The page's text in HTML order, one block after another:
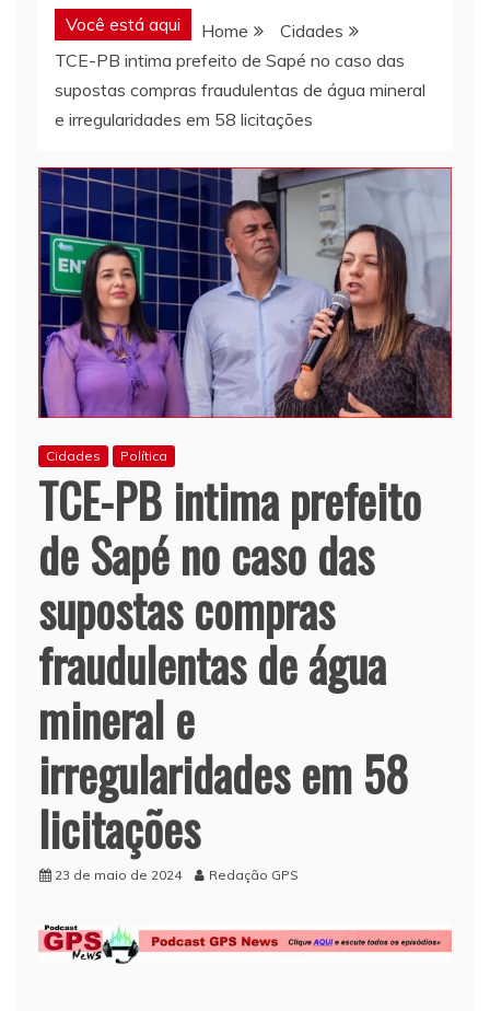
Você está aqui Home
Cidades
TCE-PB intima prefeito de Sapé no caso das
supostas compras fraudulentas de água mineral
e irregularidades em 58 licitações
Cidades Política
TCE-PB intima prefeito
de Sapé no caso das
supostas compras
fraudulentas de água
mineral e
irregularidades em 58
licitações
23 de maio de 2024 Redação GPS